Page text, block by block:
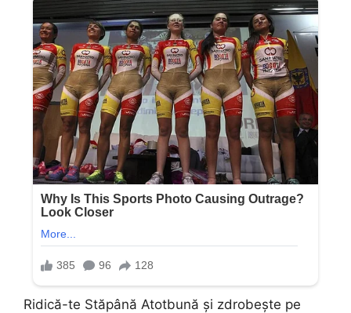
Ridică-te Stăpână Atotbună și zdrobește pe